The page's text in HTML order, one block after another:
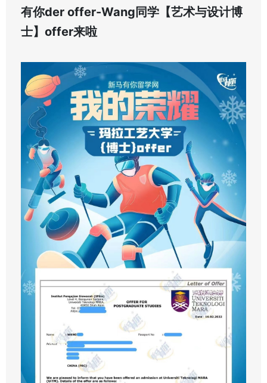
有你der offer-Wang同学【艺术与设计博
士】offer来啦